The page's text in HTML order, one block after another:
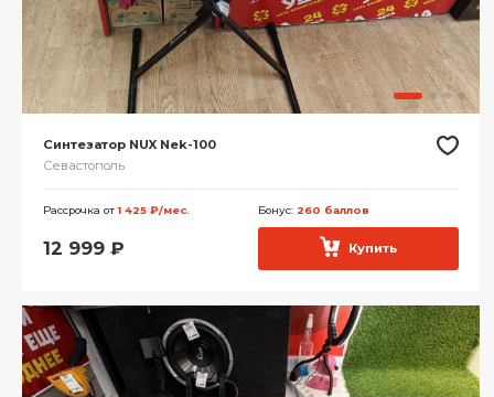
Синтезатор NUX Nek-100
Севастополь
Рассрочка от1 425 ₽/мес. Бонус: 260 баллов
12 999 ₽ Купить